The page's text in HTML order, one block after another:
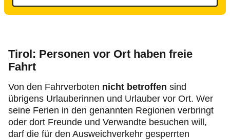
Tirol: Personen vor Ort haben freie
Fahrt
Von den Fahrverboten nicht betroffen sind
übrigens Urlauberinnen und Urlauber vor Ort. Wer
seine Ferien in den genannten Regionen verbringt
oder dort Freunde und Verwandte besuchen will,
darf die für den Ausweichverkehr gesperrten